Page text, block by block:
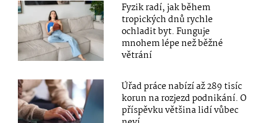
Fyzik radí, jak během
tropických dnů rychle
ochladit byt. Funguje
mnohem lépe než běžné
větrání
Úřad práce nabízí až 289 tisíc
korun na rozjezd podnikání. O
příspěvku většina lidí vůbec